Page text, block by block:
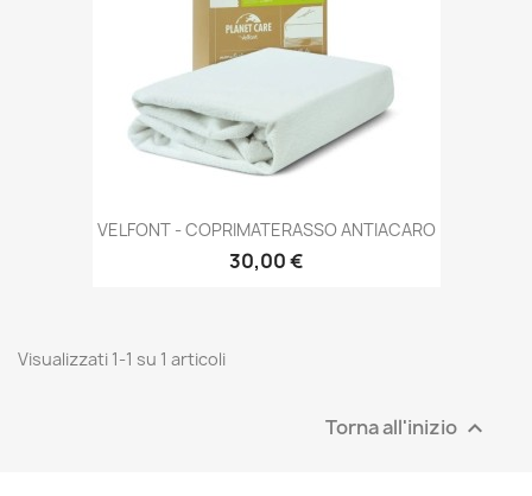
VELFONT - COPRIMATERASSO ANTIACARO
30,00 €
Visualizzati 1-1 su 1 articoli
Torna all'inizio 